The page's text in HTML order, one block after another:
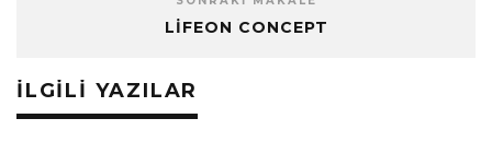
LIFEON CONCEPT
İLGILI YAZILAR